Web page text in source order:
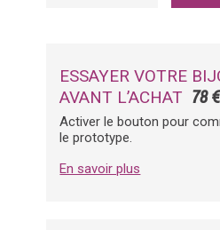
ESSAYER VOTRE
AVANT L’ACHAT 78
Activer le bouton pour
le prototype.
En savoir plus